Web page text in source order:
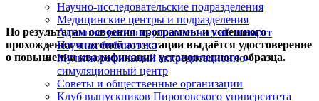
Научно-исследовательские подразделения
Медицинские центры и подразделения
Административно-управленческий аппарат
Научная библиотека
Мультипрофильный аккредитационно-
симуляционный центр
Советы и общественные организации
Клуб выпускников Пироговского университета
По результатам освоения программы и успешного
прохождения итоговой аттестации выдаётся удостоверение
о повышении квалификации установленного образца.